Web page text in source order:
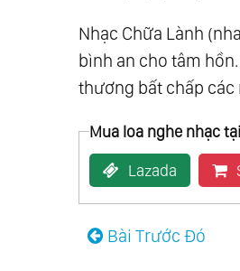
Nhạc Chữa Lành
bình an cho tâm
thương bất chấp các
Mua loa nghe nhạc
Lazada
Bài Trước Đó